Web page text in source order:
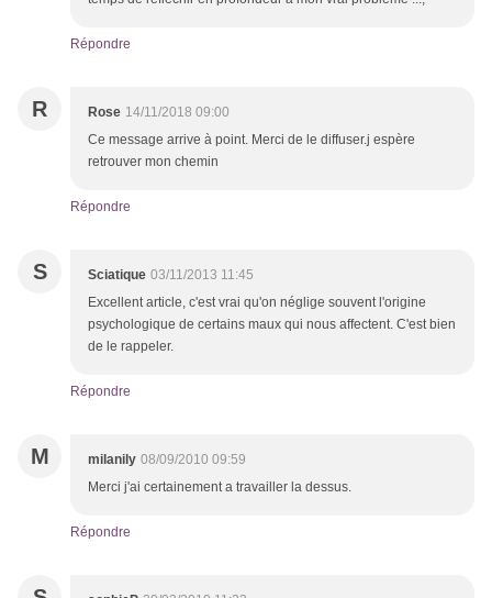
Répondre
R Rose 14/11/2018 09:00
Ce message arrive à point. Merci de le diffuser.j espère
retrouver mon chemin
Répondre
S Sciatique 03/11/2013 11:45
Excellent article, c'est vrai qu'on néglige souvent l'origine
psychologique de certains maux qui nous affectent. C'est bien
de le rappeler.
Répondre
M milanily 08/09/2010 09:59
Merci j'ai certainement a travailler la dessus.
Répondre